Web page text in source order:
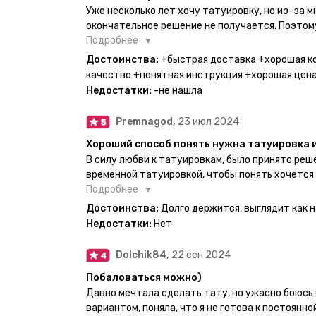
Уже несколько лет хочу татуировку, но из-за
окончательное решение не получается.
настоящей находкой. Как только тату пришли,
Хочу отметить, что у everink очень большой
значительно упрощает процесс получения
бумажный плотный конверт, внутри оказалась
специальные пакетики, салфетки, инструкция
очень мило. Я уже нанесла одну из них и
понятно объяснено, отдельным плюсом для
обозначениями тех мечт, где тату будет
всём советую и рекомендую, буду заказывать
Подробнее
Достоинства: +быстрая доставка +хорошая
качество +понятная инструкция +хорошая цена
Недостатки: -не нашла
Premnagod, 23 июл 2024
Хороший способ понять нужна татуировка
В силу любви к татуировкам, было принято
временной татуировкой, чтобы понять
как оказалось смысла набивать нет, ведь
татуировки и в случае если одна не
настоящая, держится долго, больше ничего и не
Подробнее
Достоинства: Долго держится, выглядит как
Недостатки: Нет
Dolchik84, 22 сен 2024
Побаловаться можно)
Давно мечтала сделать тату, но ужасно боюсь
вариантом, поняла, что я не готова к